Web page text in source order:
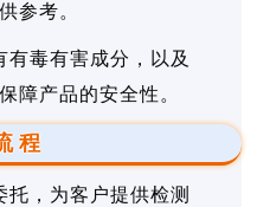
参考。
毒有害成分，以及
障产品的安全性。
程
托，为客户提供检测